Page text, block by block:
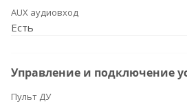
AUX аудиовход
Есть
Управление и подключение
Пульт ДУ